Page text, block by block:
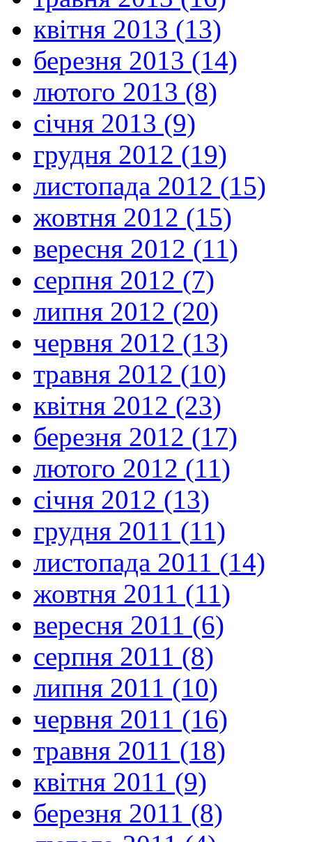
квітня 2013 (13)
березня 2013 (14)
лютого 2013 (8)
січня 2013 (9)
грудня 2012 (19)
листопада 2012 (15)
жовтня 2012 (15)
вересня 2012 (11)
серпня 2012 (7)
липня 2012 (20)
червня 2012 (13)
травня 2012 (10)
квітня 2012 (23)
березня 2012 (17)
лютого 2012 (11)
січня 2012 (13)
грудня 2011 (11)
листопада 2011 (14)
жовтня 2011 (11)
вересня 2011 (6)
серпня 2011 (8)
липня 2011 (10)
червня 2011 (16)
травня 2011 (18)
квітня 2011 (9)
березня 2011 (8)